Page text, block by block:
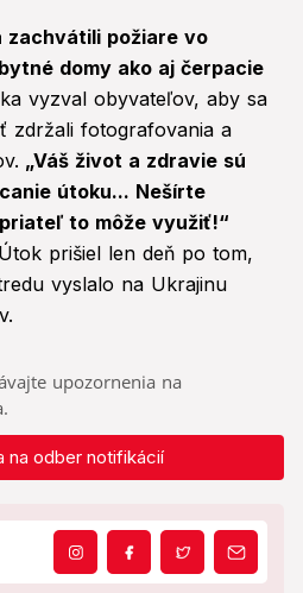
zachvátili požiare vo
domy ako aj čerpacie
vyzval obyvateľov, aby sa
zdržali fotografovania a
„Váš život a zdravie sú
útoku... Nešírte
to môže využiť!“
prišiel len deň po tom,
vyslalo na Ukrajinu
upozornenia na
na odber notifikácií